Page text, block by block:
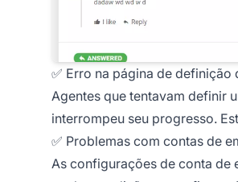
✅ Erro na página de definição
Agentes que tentavam definir
interrompeu seu progresso.
✅ Problemas com contas de
As configurações de conta de